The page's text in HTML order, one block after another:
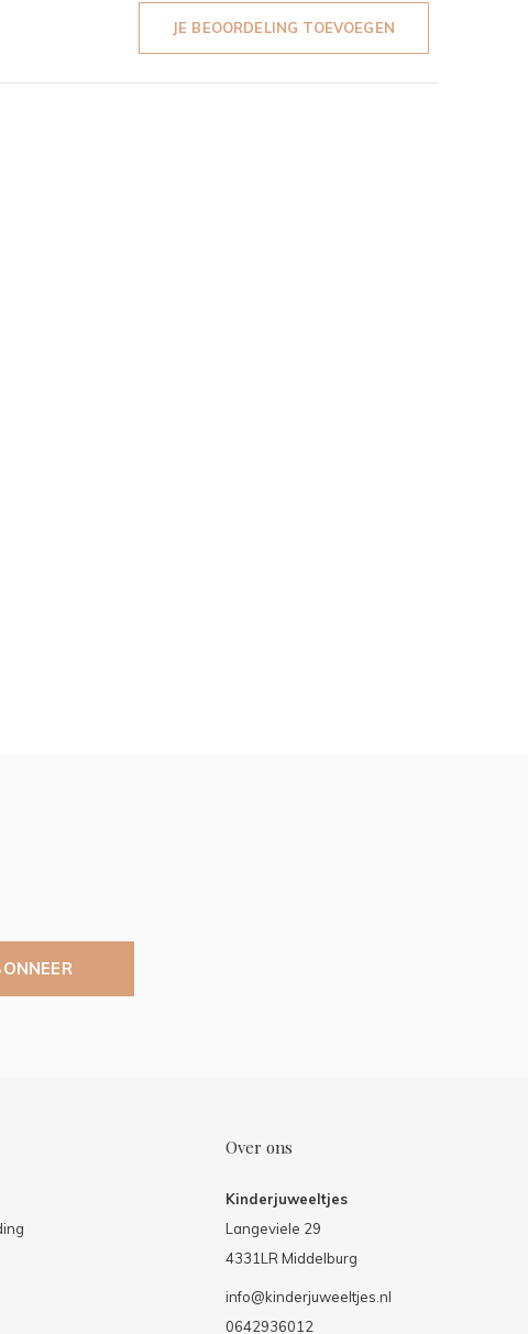
JE BEOORDELING TOEVOEGEN
Over ons
Kinderjuweeltjes
Langeviele 29
4331LR Middelburg
info@kinderjuweeltjes.nl
0642936012